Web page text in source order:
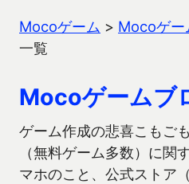
Mocoゲーム > Mocoゲー
一覧
Mocoゲームブ
ゲーム作成の悲喜こもご
（無料ゲーム多数）に関
マホのこと、公式ストア